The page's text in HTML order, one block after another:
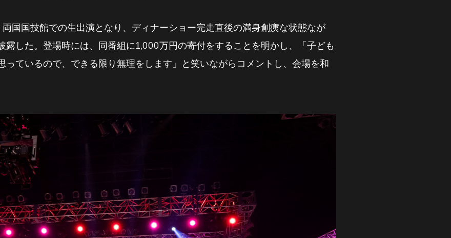
国国技館での生出演となり、ディナーショー完走直後の満身創痍な状態なが
露した。登場時には、同番組に1,000万円の寄付をすることを明かし、「子ども
っているので、できる限り無理をします」と笑いながらコメントし、会場を和